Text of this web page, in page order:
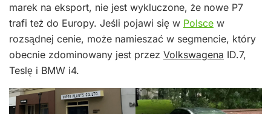
marek na eksport, nie jest wykluczone, że nowe P7
trafi też do Europy. Jeśli pojawi się w Polsce w
rozsądnej cenie, może namieszać w segmencie, który
obecnie zdominowany jest przez Volkswagena ID.7,
Teslę i BMW i4.